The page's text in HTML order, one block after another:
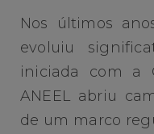
Nos últimos
evoluiu
iniciada com a
ANEEL abriu
de um marco